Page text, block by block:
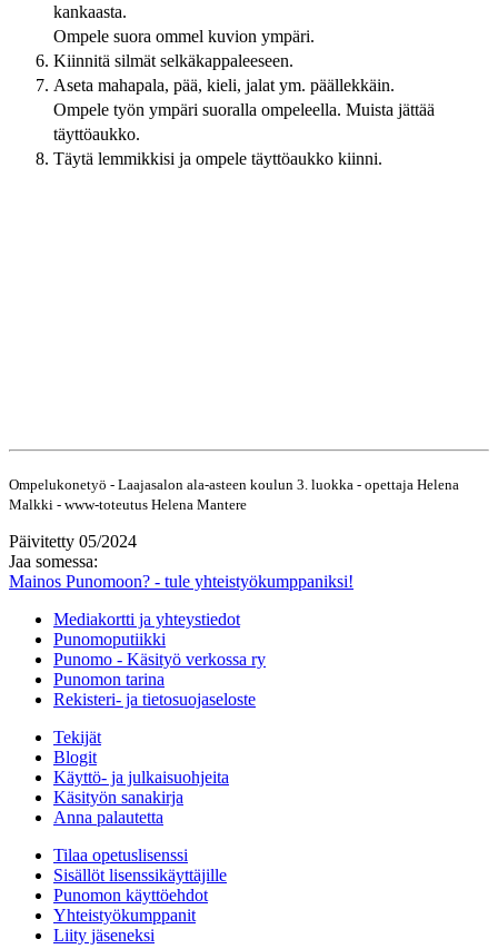
kankaasta.
Ompele suora ommel kuvion ympäri.
Kiinnitä silmät selkäkappaleeseen.
Aseta mahapala, pää, kieli, jalat ym. päällekkäin.
Ompele työn ympäri suoralla ompeleella. Muista jättää
täyttöaukko.
Täytä lemmikkisi ja ompele täyttöaukko kiinni.
Ompelukonetyö - Laajasalon ala-asteen koulun 3. luokka - opettaja Helena
Malkki - www-toteutus Helena Mantere
Päivitetty 05/2024
Jaa somessa:
Mainos Punomoon? - tule yhteistyökumppaniksi!
Mediakortti ja yhteystiedot
Punomoputiikki
Punomo - Käsityö verkossa ry
Punomon tarina
Rekisteri- ja tietosuojaseloste
Tekijät
Blogit
Käyttö- ja julkaisuohjeita
Käsityön sanakirja
Anna palautetta
Tilaa opetuslisenssi
Sisällöt lisenssikäyttäjille
Punomon käyttöehdot
Yhteistyökumppanit
Liity jäseneksi